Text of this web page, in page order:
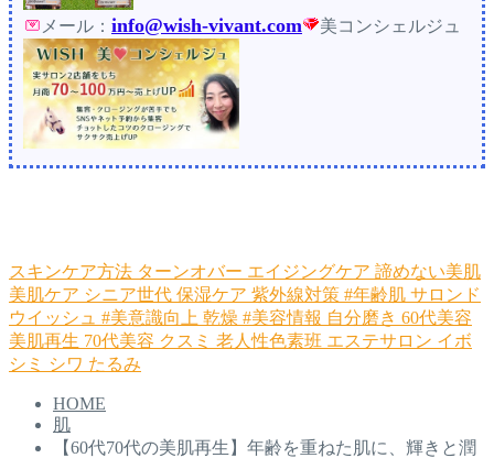
メール： info@wish-vivant.com 美コンシェルジュ
スキンケア方法 ターンオバー エイジングケア 諦めない美肌
美肌ケア シニア世代 保湿ケア 紫外線対策 #年齢肌 サロンド
ウイッシュ #美意識向上 乾燥 #美容情報 自分磨き 60代美容
美肌再生 70代美容 クスミ 老人性色素班 エステサロン イボ
シミ
シワ たるみ
HOME
肌
【60代70代の美肌再生】年齢を重ねた肌に、輝きと潤